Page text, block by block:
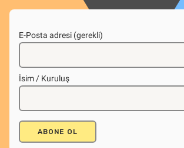
E-Posta adresi (gerekli)
İsim / Kuruluş